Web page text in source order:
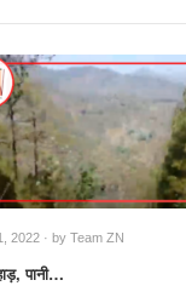
2022 · by Team ZN
पानी…